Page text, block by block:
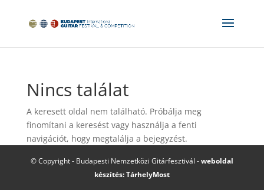
Nincs találat
A keresett oldal nem található. Próbálja meg
finomítani a keresést vagy használja a fenti
navigációt, hogy megtalálja a bejegyzést.
© Copyright - Budapesti Nemzetközi Gitárfesztivál -weboldal
készítés: TárhelyMost